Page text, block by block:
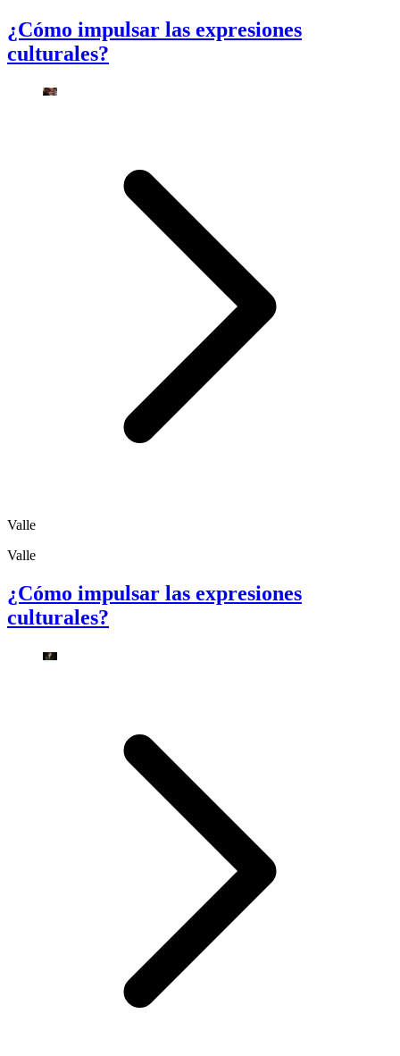
¿Cómo impulsar las expresiones
culturales?
Valle
Valle
¿Cómo impulsar las expresiones
culturales?